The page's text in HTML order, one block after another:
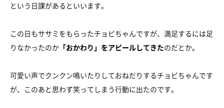
という日課があるといいます。
この日もササミをもらったチョビちゃんですが、満足するには足
りなかったのか 「おかわり」をアピールしてきたのだとか。
可愛い声でクンクン鳴いたりしておねだりするチョビちゃんです
が、このあと思わず笑ってしまう行動に出たのです。